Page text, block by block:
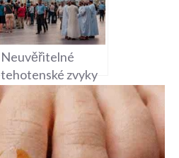
Neuvěřitelné
tehotenské zvyky
muslimů, o kterých
jste možná ani
neslyšeli!